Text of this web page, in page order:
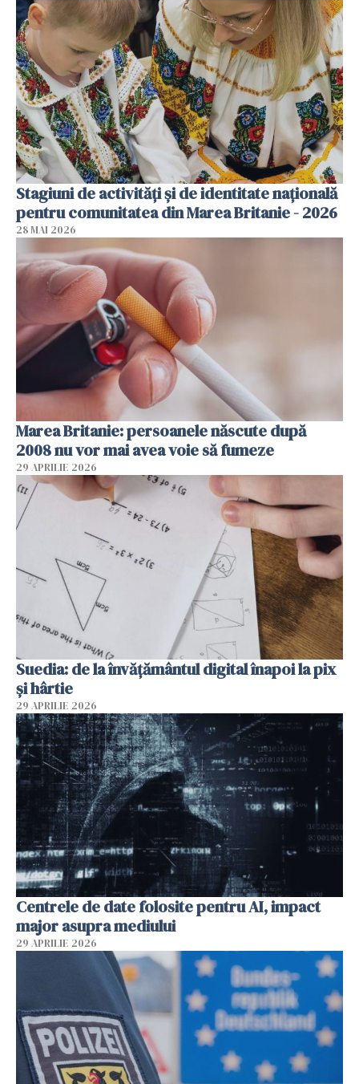
Stagiuni de activități și de identitate națională
pentru comunitatea din Marea Britanie - 2026
28 MAI 2026
Marea Britanie: persoanele născute după
2008 nu vor mai avea voie să fumeze
29 APRILIE 2026
Suedia: de la învățământul digital înapoi la pix
și hârtie
29 APRILIE 2026
Centrele de date folosite pentru AI, impact
major asupra mediului
29 APRILIE 2026